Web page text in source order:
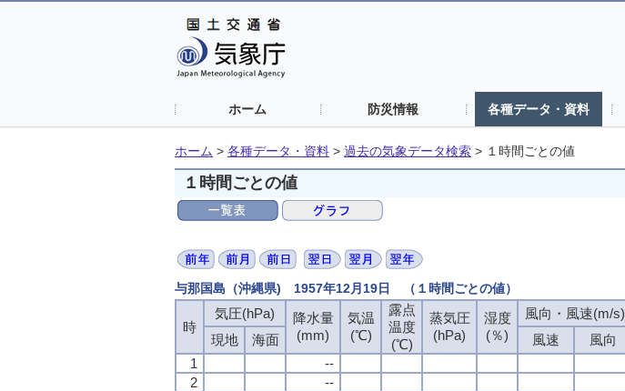
ホーム 防災情報 各種データ・資料
ホーム > 各種データ・資料 > 過去の気象データ検索 > １時間ごとの値
１時間ごとの値
与那国島（沖縄県) 1957年12月19日 （１時間ごとの値）
時
気圧(hPa)
降水量
(mm)
気温
(℃)
露点
温度
(℃)
蒸気圧
(hPa)
湿度
(％)
風向・風速(m/s)
現地 海面 風速 風向
1
--
2
--
時
気圧(hPa)
降水量
(mm)
気温
(℃)
露点
温度
(℃)
蒸気圧
(hPa)
湿度
(％)
風向・風速(m/s)
現地 海面 風速 風向
1
--
2
--
時
気圧(hPa)
降水量
(mm)
気温
(℃)
露点
温度
(℃)
蒸気圧
(hPa)
湿度
(％)
風向・風速(m/s)
現地 海面 風速 風向
1
--
2
--
時
気圧(hPa)
降水量
(mm)
気温
(℃)
露点
温度
(℃)
蒸気圧
(hPa)
湿度
(％)
風向・風速(m/s)
現地 海面 風速 風向
1
--
2
--